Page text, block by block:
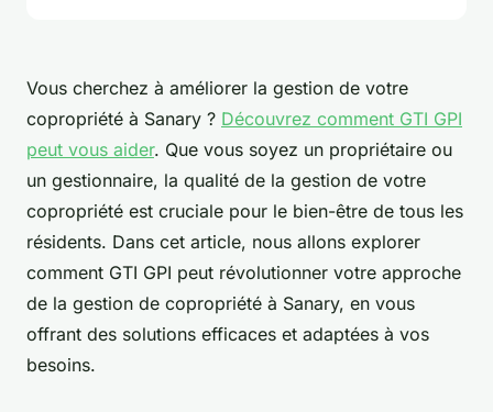
Vous cherchez à améliorer la gestion de votre
copropriété à Sanary ? Découvrez comment GTI GPI
peut vous aider. Que vous soyez un propriétaire ou
un gestionnaire, la qualité de la gestion de votre
copropriété est cruciale pour le bien-être de tous les
résidents. Dans cet article, nous allons explorer
comment GTI GPI peut révolutionner votre approche
de la gestion de copropriété à Sanary, en vous
offrant des solutions efficaces et adaptées à vos
besoins.